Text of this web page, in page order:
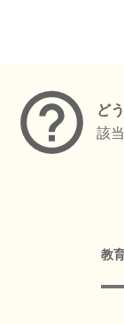
ど
該
教